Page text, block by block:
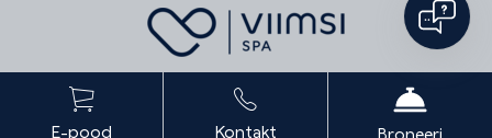
E-pood Kontakt Broneeri